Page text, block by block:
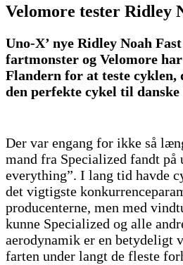
Velomore tester Ridley
Uno-X’ nye Ridley Noah
fartmonster og Velomore
Flandern for at teste
den perfekte cykel til
Der var engang for ikke så
mand fra Specialized fandt på
everything”. I lang tid havde
det vigtigste
producenterne, men med
kunne Specialized og alle
aerodynamik er en betydeligt
farten under langt de fleste